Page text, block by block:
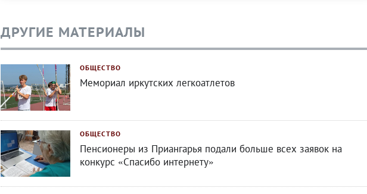
ДРУГИЕ МАТЕРИАЛЫ
ОБЩЕСТВО
Мемориал иркутских легкоатлетов
ОБЩЕСТВО
Пенсионеры из Приангарья подали больше всех заявок на
конкурс «Спасибо интернету»